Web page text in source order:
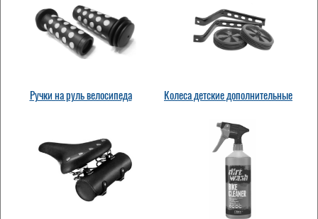
Ручки на руль велосипеда Колеса детские дополнительные